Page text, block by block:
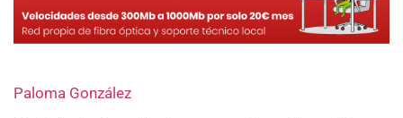
Paloma González